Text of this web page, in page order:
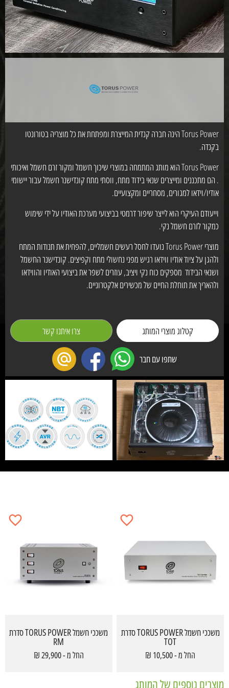
Torus Power הינה חברה קנדית המייצרת ומפתחת את כל מוצריה בטורונטו
בקנדה.
Torus Power הוא מותג המתמחה במוצרי שיכוך חשמל ומקור זרם חשמל ואיכותי
. הם מתכננים ומייצרים שנאי בידוד מתח, ווסתי מתח קונדישנר חשמל עבור יישומי
אודיו/וידאו למגורים, מסחריים ומקצועיים.
וייעודם העיקרי הוא לייצר שיפור דרמטי בביצועי מערכת האודיו על ידי שימוש
כמקור לזרם חשמל נקי.
מוצרי Torus Power נועדו לחסל רעשים חשמליים, להפחית את תנודות המתח
ולהגן על ציוד אודיו ווידאו רגיש מפני נחשולי מתח וקפיצים. קונדישנר החשמל
ושנאי הבידוד מספקים כוח נקי ויציב, עוזרים לשפר את ביצועי האודיו והווידאו
ולהאריך את תוחלת החיים של מכשירים אלקטרוניים.
קטלוג מוצרי המותג צרו איתנו קשר
שתפו עם חבר
משככי חשמל TORUS POWER סדרת
TOT
החל מ - 10,500 ₪
משככי חשמל TORUS POWER סדרת
RM
החל מ - 29,900 ₪
מוצרים נוספים של המותג